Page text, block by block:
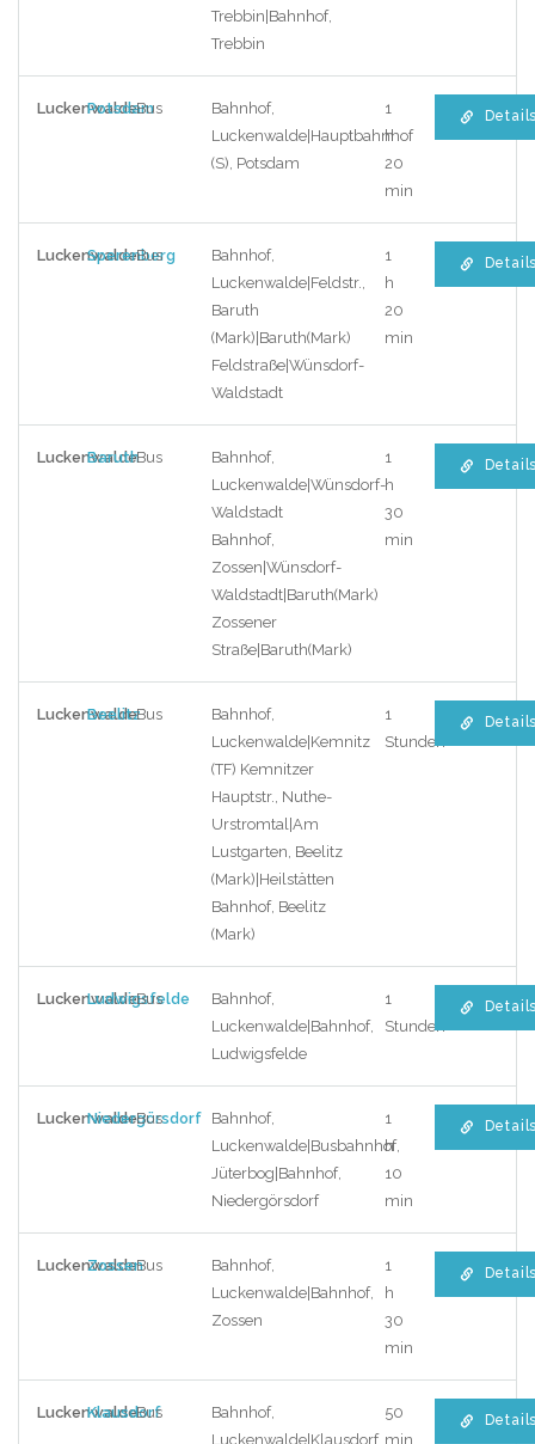
Trebbin|Bahnhof,
Trebbin
Luckenwalde
Potsdam
Bus
Bahnhof,
Luckenwalde|Hauptbahnhof
(S), Potsdam
1
h
20
min
Luckenwalde
Sperenberg
Bus
Bahnhof,
Luckenwalde|Feldstr.,
Baruth
(Mark)|Baruth(Mark)
Feldstraße|Wünsdorf-
Waldstadt
1
h
20
min
Luckenwalde
BaruthBus
Bahnhof,
Luckenwalde|Wünsdorf-
Waldstadt
Bahnhof,
Zossen|Wünsdorf-
Waldstadt|Baruth(Mark)
Zossener
Straße|Baruth(Mark)
1
h
30
min
Luckenwalde
BeelitzBus
Bahnhof,
Luckenwalde|Kemnitz
(TF) Kemnitzer
Hauptstr., Nuthe-
Urstromtal|Am
Lustgarten, Beelitz
(Mark)|Heilstätten
Bahnhof, Beelitz
(Mark)
1
Stunden
LuckenwaldeLudwigsfelde
Bus
Bahnhof,
Luckenwalde|Bahnhof,
Ludwigsfelde
1
Stunden
LuckenwaldeNiedergörsdorf
Bus
Bahnhof,
Luckenwalde|Busbahnhof,
Jüterbog|Bahnhof,
Niedergörsdorf
1
h
10
min
Luckenwalde
ZossenBus
Bahnhof,
Luckenwalde|Bahnhof,
Zossen
1
h
30
min
Luckenwalde
Klausdorf
Bus
Bahnhof,
Luckenwalde|Klausdorf
50
min